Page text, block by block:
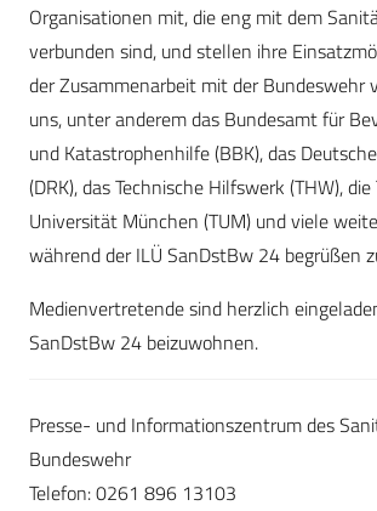
Organisationen mit, die eng mit dem
verbunden sind, und stellen ihre
der Zusammenarbeit mit der Bundeswehr
uns, unter anderem das Bundesamt für
und Katastrophenhilfe (BBK), das
(DRK), das Technische Hilfswerk (THW),
Universität München (TUM) und viele
während der ILÜ SanDstBw 24 begrüßen
Medienvertretende sind herzlich
SanDstBw 24 beizuwohnen.
Presse- und Informationszentrum des
Bundeswehr
Telefon: 0261 896 13103